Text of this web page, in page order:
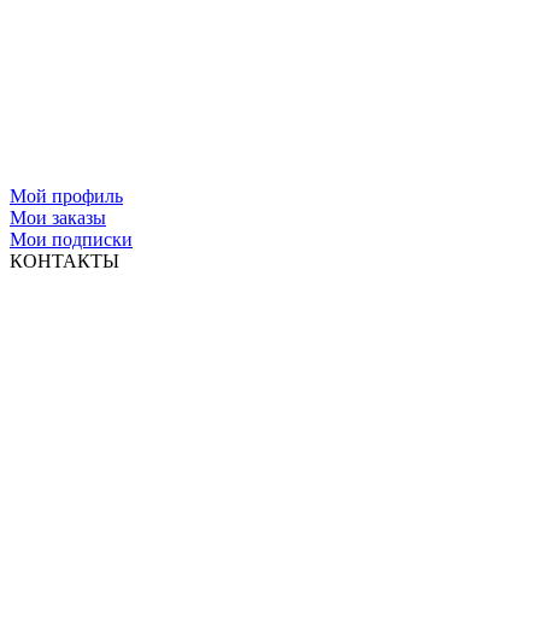
Мой профиль
Мои заказы
Мои подписки
КОНТАКТЫ